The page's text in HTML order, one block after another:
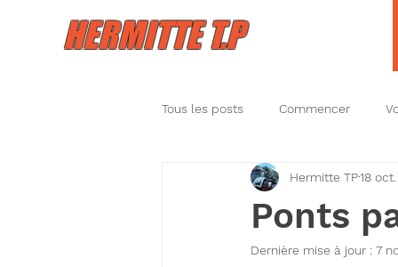
HERMITTE T.P
Tous les posts Commencer
Ponts
Hermitte TP18
Dernière mise à jour : 7